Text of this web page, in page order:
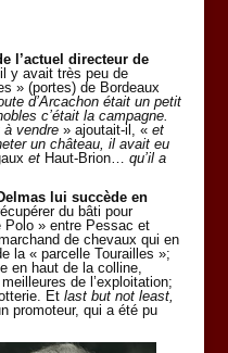
l’actuel directeur de
y avait très peu de
» (portes) de Bordeaux
d’Arcachon était un petit
c’était la campagne.
vendre» ajoutait-il, « et
un château, il avait eu
etHaut-Brion…
qu’il a
lui succède en
du bâti pour
Polo » entre Pessac et
de chevaux qui en
la « parcelle Tourailles »;
en haut de la colline,
de l’exploitation;
Etlast but not least,
promoteur, qui a été pu